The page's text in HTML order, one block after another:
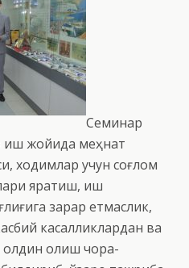
Семинар
иш жойида меҳнат
ходимлар учун соғлом
яратиш, иш
зарар етмаслик,
касалликлардан ва
олдин олиш чора-